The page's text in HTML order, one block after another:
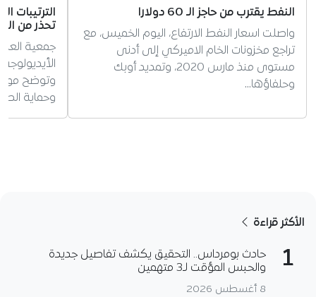
النفط يقترب من حاجز الـ 60 دولارا
واصلت اسعار النفط الارتفاع، اليوم الخميس، مع
تراجع مخزونات الخام الاميركي إلى أدنى
مستوى منذ مارس 2020، وتمديد أوبك
وحلفاؤها…
الترتيبات
تحذر من
جمعية
وتوضح
وحماية
الأكثر قراءة
1
حادث بومرداس.. التحقيق يكشف تفاصيل جديدة
والحبس المؤقت لـ3 متهمين
8 أغسطس 2026